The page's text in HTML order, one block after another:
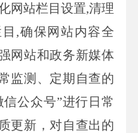
网站栏目设置,清理
,确保网站内容全
网站和政务新媒体
监测、定期自查的
公众号”进行日常
更新，对自查出的